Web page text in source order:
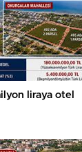
liraya otel